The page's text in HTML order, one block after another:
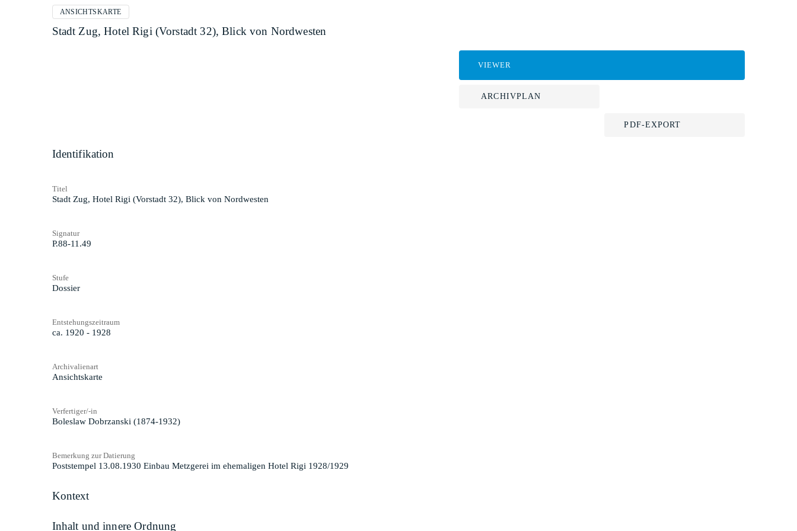
ANSICHTSKARTE
Stadt Zug, Hotel Rigi (Vorstadt 32), Blick von Nordwesten
VIEWER
ARCHIVPLAN
PDF-EXPORT
Identifikation
Titel
Stadt Zug, Hotel Rigi (Vorstadt 32), Blick von Nordwesten
Signatur
P.88-11.49
Stufe
Dossier
Entstehungszeitraum
ca. 1920 - 1928
Archivalienart
Ansichtskarte
Verfertiger/-in
Boleslaw Dobrzanski (1874-1932)
Bemerkung zur Datierung
Poststempel 13.08.1930 Einbau Metzgerei im ehemaligen Hotel Rigi 1928/1929
Kontext
Inhalt und innere Ordnung